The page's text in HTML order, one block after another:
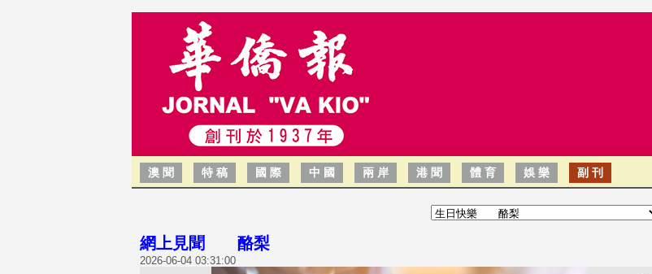
澳 聞 特 稿 國 際 中 國 兩 岸 港 聞 體 育 娛 樂 副 刊
網上見聞 酪梨
2026-06-04 03:31:00